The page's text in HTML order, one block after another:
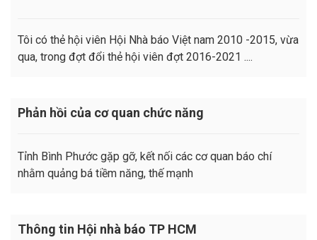
Tôi có thẻ hội viên Hội Nhà báo Việt nam 2010 -2015, vừa
qua, trong đợt đổi thẻ hội viên đợt 2016-2021 ....
Phản hồi của cơ quan chức năng
Tỉnh Bình Phước gặp gỡ, kết nối các cơ quan báo chí
nhằm quảng bá tiềm năng, thế mạnh
Thông tin Hội nhà báo TP HCM